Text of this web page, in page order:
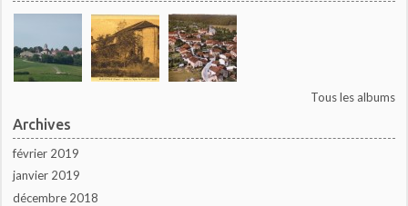
Tous les albums
Archives
février 2019
janvier 2019
décembre 2018